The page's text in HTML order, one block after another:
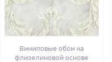
Виниловые обои на
флизелиновой основе